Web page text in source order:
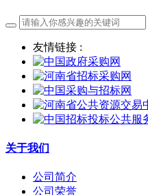
友情链接 :
关于我们
公司简介
公司荣誉